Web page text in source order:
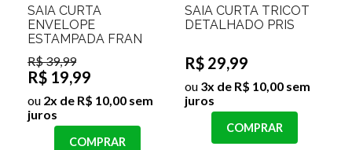
SAIA CURTA
ENVELOPE
ESTAMPADA FRAN
R$ 39,99
R$ 19,99
ou 2x de R$ 10,00 sem
juros
COMPRAR
SAIA CURTA TRICOT
DETALHADO PRIS
R$ 29,99
ou 3x de R$ 10,00 sem
juros
COMPRAR